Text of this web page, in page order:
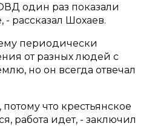
один раз показали
- рассказал Шохаев.
периодически
от разных людей с
но он всегда отвечал
что крестьянское
работа идет, - заключил